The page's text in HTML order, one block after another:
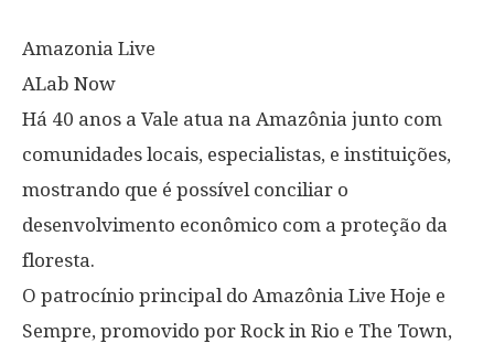
Amazonia Live
ALab Now
Há 40 anos a Vale atua na Amazônia junto com
comunidades locais, especialistas, e instituições,
mostrando que é possível conciliar o
desenvolvimento econômico com a proteção da
floresta.
O patrocínio principal do Amazônia Live Hoje e
Sempre, promovido por Rock in Rio e The Town,